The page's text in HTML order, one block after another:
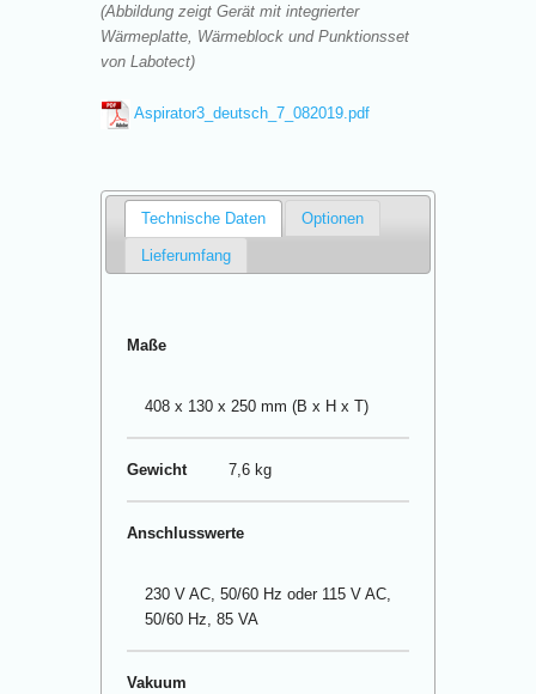
(Abbildung zeigt Gerät mit integrierter
Wärmeplatte, Wärmeblock und Punktionsset
von Labotect)
Aspirator3_deutsch_7_082019.pdf
Technische Daten Optionen
Lieferumfang
Maße
408 x 130 x 250 mm (B x H x T)
Gewicht 7,6 kg
Anschlusswerte
230 V AC, 50/60 Hz oder 115 V AC,
50/60 Hz, 85 VA
Vakuum